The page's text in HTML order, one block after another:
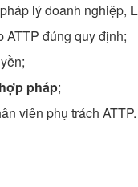
lý doanh nghiệp,
ATTP đúng quy định;
pháp;
viên phụ trách ATTP.